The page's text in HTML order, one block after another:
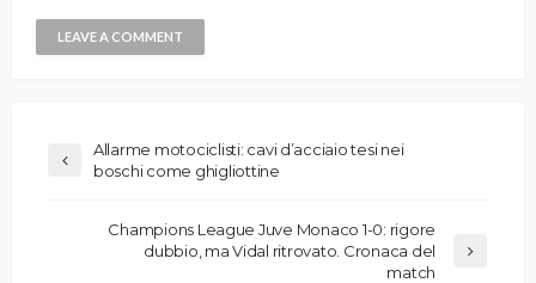
Allarme motociclisti: cavi d’acciaio tesi nei
boschi come ghigliottine
Champions League Juve Monaco 1-0: rigore
dubbio, ma Vidal ritrovato. Cronaca del
match